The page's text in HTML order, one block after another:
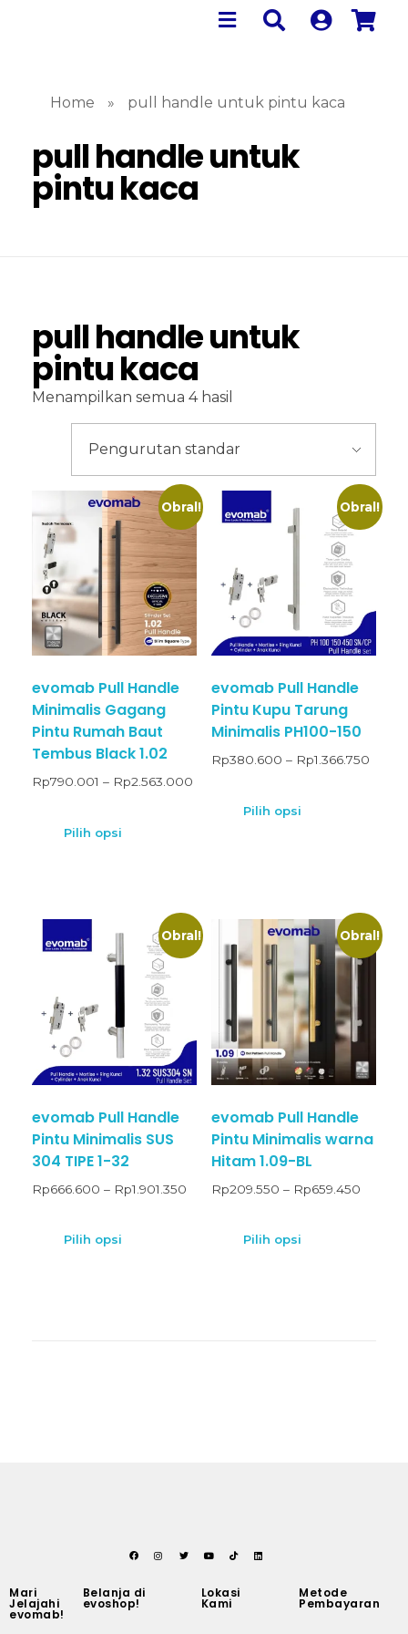
Home » pull handle untuk pintu kaca
pull handle untuk
pintu kaca
pull handle untuk
pintu kaca
Menampilkan semua 4 hasil
Obral!
evomab Pull Handle
Minimalis Gagang
Pintu Rumah Baut
Tembus Black 1.02
Rp790.001 – Rp2.563.000
Pilih opsi
Obral!
evomab Pull Handle
Pintu Kupu Tarung
Minimalis PH100-150
Rp380.600 – Rp1.366.750
Pilih opsi
Obral!
evomab Pull Handle
Pintu Minimalis SUS
304 TIPE 1-32
Rp666.600 – Rp1.901.350
Pilih opsi
Obral!
evomab Pull Handle
Pintu Minimalis warna
Hitam 1.09-BL
Rp209.550 – Rp659.450
Pilih opsi
Mari
Jelajahi
evomab!
Belanja di
evoshop!
Lokasi
Kami
Metode
Pembayaran